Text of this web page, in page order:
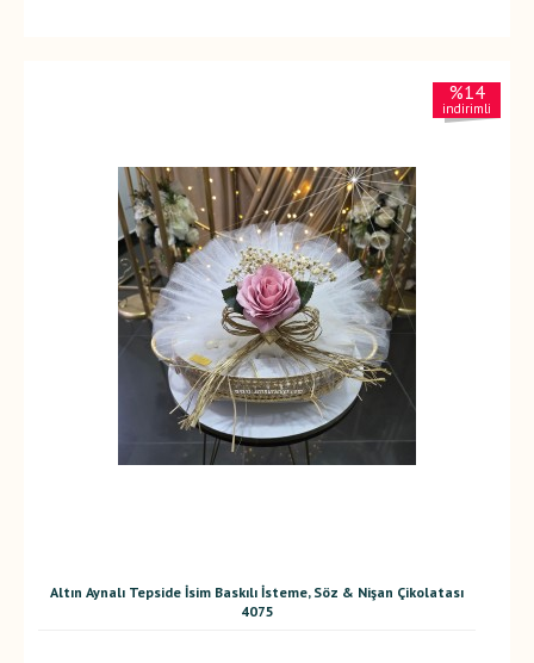
%14
indirimli
Altın Aynalı Tepside İsim Baskılı İsteme, Söz & Nişan Çikolatası
4075